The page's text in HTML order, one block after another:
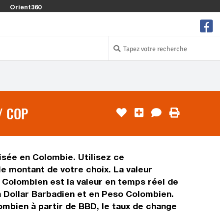
Orient360
COP
en Colombie. Utilisez ce
montant de votre choix. La valeur
est la valeur en temps réel de
Barbadien et en Peso Colombien.
à partir de BBD, le taux de change